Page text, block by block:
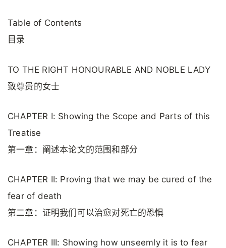
Table of Contents
目录
TO THE RIGHT HONOURABLE AND NOBLE LADY
致尊贵的女士
CHAPTER I: Showing the Scope and Parts of this
Treatise
第一章：阐述本论文的范围和部分
CHAPTER II: Proving that we may be cured of the
fear of death
第二章：证明我们可以治愈对死亡的恐惧
CHAPTER III: Showing how unseemly it is to fear